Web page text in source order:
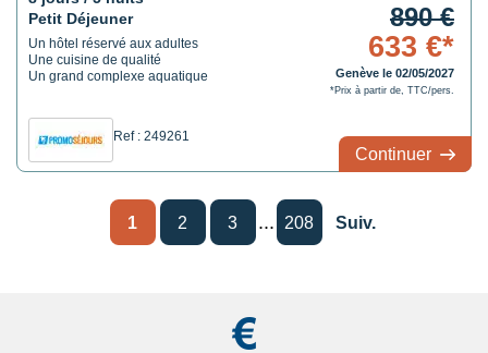
Petit Déjeuner
Un hôtel réservé aux adultes
Une cuisine de qualité
Un grand complexe aquatique
Ref : 249261
890 €
633 €*
Genève le 02/05/2027
*Prix à partir de, TTC/pers.
Continuer
1 2 3 ... 208 Suiv.